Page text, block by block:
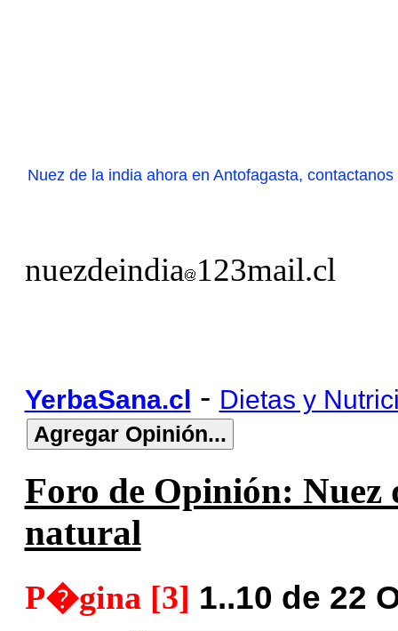
Nuez de la india ahora en Antofagasta, contactanos
nuezdeindia 123mail.cl
YerbaSana.cl - Dietas y
Foro de Opinión: Nuez
natural
P�gina [3] 1..10 de 22